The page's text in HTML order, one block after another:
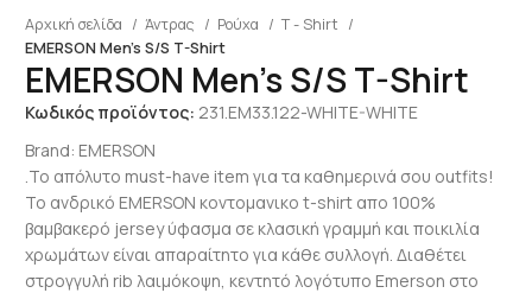
Αρχική σελίδα Άντρας Ρούχα
T - Shirt
EMERSON Men’s S/S T-Shirt
EMERSON Men’s S/S T-Shirt
Κωδικός προϊόντος: 231.EM33.122-WHITE-WHITE
Brand: EMERSON
.Το απόλυτο must-have item για τα καθημερινά σου outfits!
Το ανδρικό EMERSON κοντομανικο t-shirt απο 100%
βαμβακερό jersey ύφασμα σε κλασική γραμμή και ποικιλία
χρωμάτων είναι απαραίτητο για κάθε συλλογή. Διαθέτει
στρογγυλή rib λαιμόκοψη, κεντητό λογότυπο Emerson στο